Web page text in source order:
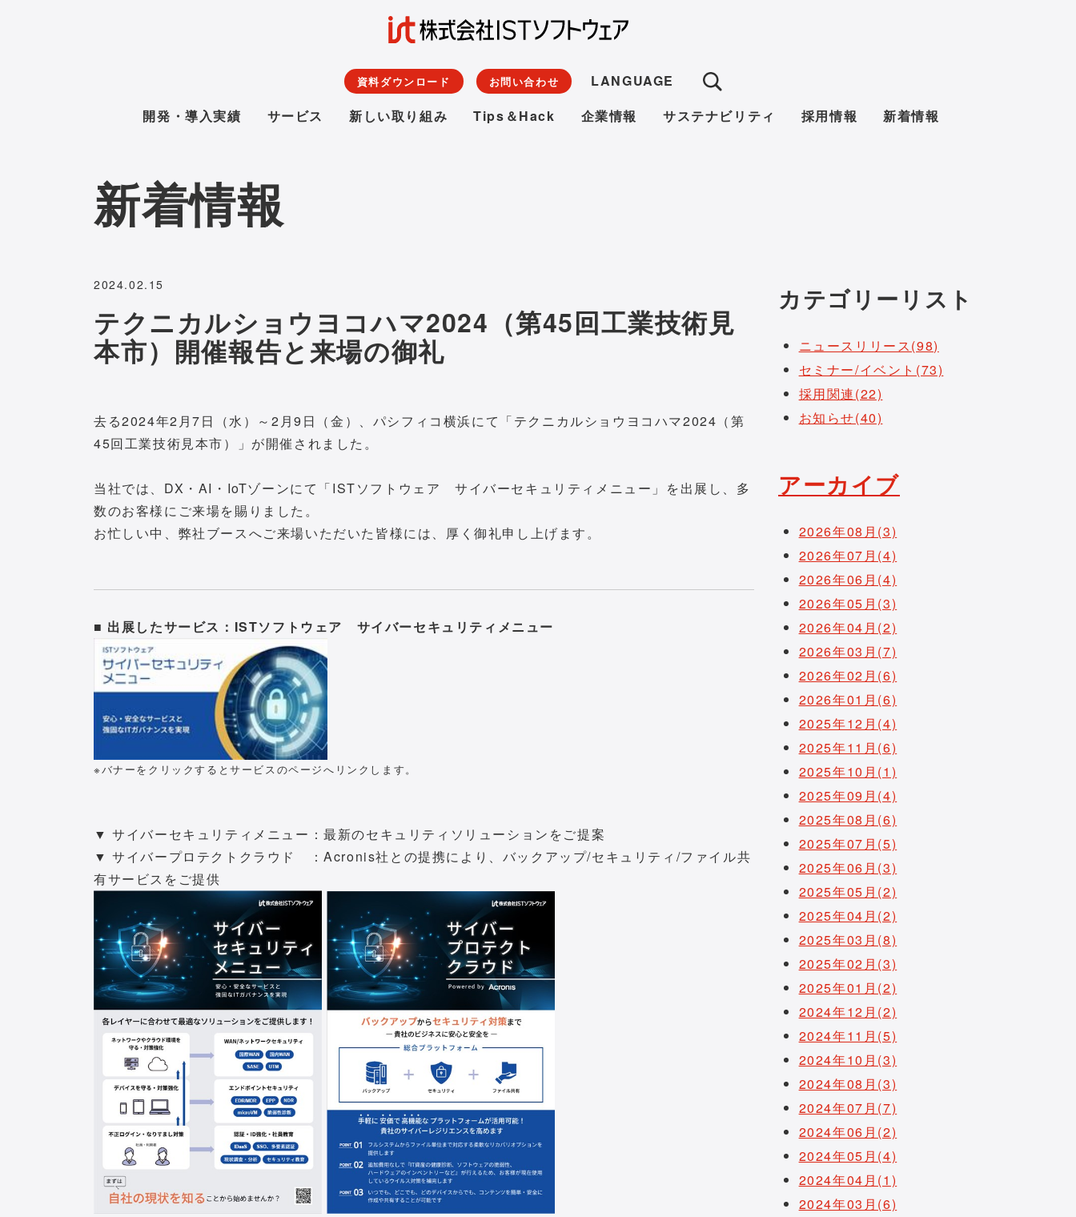
資料ダウンロード お問い合わせ
LANGUAGE
開発・導入実績
サービス 新しい取り組み Tips＆Hack 企業情報 サステナビリティ 採用情報 新着情報
新着情報
2024.02.15
テクニカルショウヨコハマ2024（第45回工業技術見
本市）開催報告と来場の御礼
去る2024年2月7日（水）～2月9日（金）、パシフィコ横浜にて「テクニカルショウヨコハマ2024（第
45回工業技術見本市）」が開催されました。
当社では、DX・AI・IoTゾーンにて「ISTソフトウェア サイバーセキュリティメニュー」を出展し、多
数のお客様にご来場を賜りました。
お忙しい中、弊社ブースへご来場いただいた皆様には、厚く御礼申し上げます。
■ 出展したサービス：ISTソフトウェア サイバーセキュリティメニュー
※バナーをクリックするとサービスのページへリンクします。
▼ サイバーセキュリティメニュー：最新のセキュリティソリューションをご提案
▼ サイバープロテクトクラウド ：Acronis社との提携により、バックアップ/セキュリティ/ファイル共
有サービスをご提供
カテゴリーリスト
ニュースリリース(98)
セミナー/イベント(73)
採用関連(22)
お知らせ(40)
アーカイブ
2026年08月(3)
2026年07月(4)
2026年06月(4)
2026年05月(3)
2026年04月(2)
2026年03月(7)
2026年02月(6)
2026年01月(6)
2025年12月(4)
2025年11月(6)
2025年10月(1)
2025年09月(4)
2025年08月(6)
2025年07月(5)
2025年06月(3)
2025年05月(2)
2025年04月(2)
2025年03月(8)
2025年02月(3)
2025年01月(2)
2024年12月(2)
2024年11月(5)
2024年10月(3)
2024年08月(3)
2024年07月(7)
2024年06月(2)
2024年05月(4)
2024年04月(1)
2024年03月(6)